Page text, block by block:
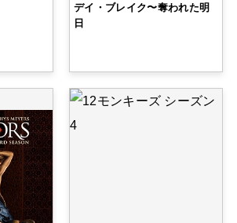
デイ・ブレイク〜奪われた明
日